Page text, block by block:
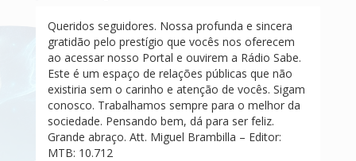
Queridos seguidores. Nossa profunda e sincera
gratidão pelo prestígio que vocês nos oferecem
ao acessar nosso Portal e ouvirem a Rádio Sabe.
Este é um espaço de relações públicas que não
existiria sem o carinho e atenção de vocês. Sigam
conosco. Trabalhamos sempre para o melhor da
sociedade. Pensando bem, dá para ser feliz.
Grande abraço. Att. Miguel Brambilla – Editor:
MTB: 10.712